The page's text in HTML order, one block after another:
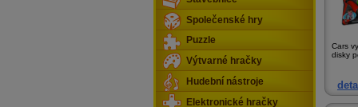
Cars
disky
Společenské hry
Puzzle
Výtvarné hračky
Hudební nástroje
Elektronické hračky